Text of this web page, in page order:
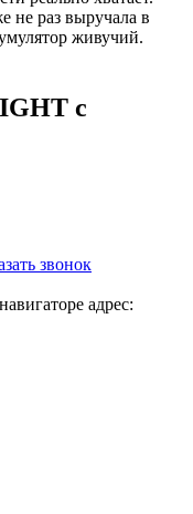
не раз выручала в
живучий.
с
звонок
адрес: